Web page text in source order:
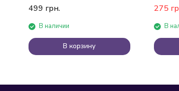
499 грн.
В наличии
В корзину
275
В